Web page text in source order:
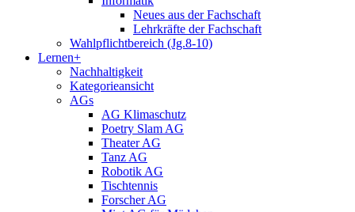
Neues aus der Fachschaft
Lehrkräfte der Fachschaft
Wahlpflichtbereich (Jg.8-10)
Lernen+
Nachhaltigkeit
Kategorieansicht
AGs
AG Klimaschutz
Poetry Slam AG
Theater AG
Tanz AG
Robotik AG
Tischtennis
Forscher AG